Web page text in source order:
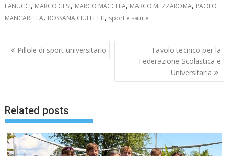
FANUCCI, MARCO GESI, MARCO MACCHIA, MARCO MEZZAROMA, PAOLO
MANCARELLA, ROSSANA CIUFFETTI, sport e salute
Navigazione
articoli
Pillole di sport universitario
Tavolo tecnico per la
Federazione Scolastica e
Universitaria
Related posts